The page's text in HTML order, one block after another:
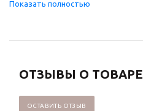
ОТЗЫВЫ О ТОВАРЕ
ОСТАВИТЬ ОТЗЫВ